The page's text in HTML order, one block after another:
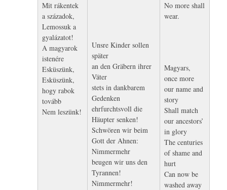
Mit rákentek
a századok,
Lemossuk a
gyalázatot!
A magyarok
istenére
Esküszünk,
Esküszünk,
hogy rabok
tovább
Nem leszünk!
Unsre Kinder sollen
später
an den Gräbern ihrer
Väter
stets in dankbarem
Gedenken
ehrfurchtsvoll die
Häupter senken!
Schwören wir beim
Gott der Ahnen:
Nimmermehr
beugen wir uns den
Tyrannen!
Nimmermehr!
No more shall
wear.
Magyars,
once more
our name and
story
Shall match
our ancestors’
in glory
The centuries
of shame and
hurt
Can now be
washed away